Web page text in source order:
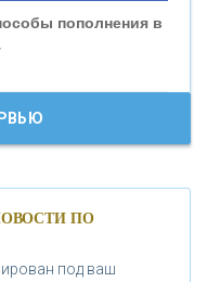
БАНК»
пополнения в
ПО
под ваш